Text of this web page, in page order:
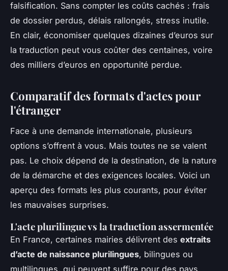
falsification. Sans compter les coûts cachés : frais
de dossier perdus, délais rallongés, stress inutile.
En clair, économiser quelques dizaines d’euros sur
la traduction peut vous coûter des centaines, voire
des milliers d’euros en opportunité perdue.
Comparatif des formats d'actes pour
l'étranger
Face à une demande internationale, plusieurs
options s’offrent à vous. Mais toutes ne se valent
pas. Le choix dépend de la destination, de la nature
de la démarche et des exigences locales. Voici un
aperçu des formats les plus courants, pour éviter
les mauvaises surprises.
L'acte plurilingue vs la traduction assermentée
En France, certaines mairies délivrent des extraits
d’acte de naissance plurilingues, bilingues ou